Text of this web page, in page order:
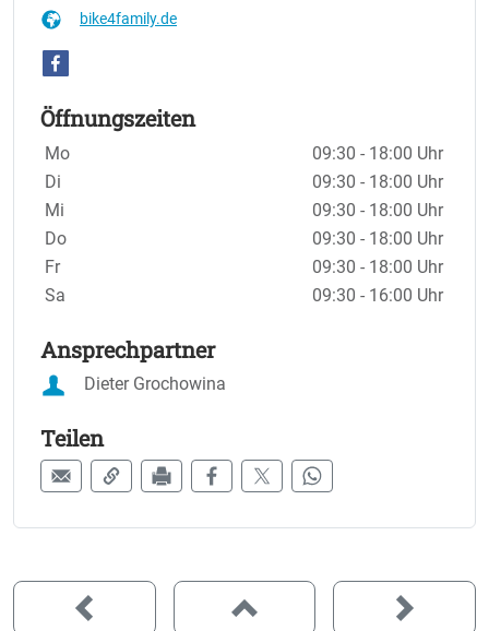
bike4family.de
Öffnungszeiten
Wochentage / Monate
Öffnungszeiten / Hinweise
Mo
09:30 - 18:00 Uhr
Di
09:30 - 18:00 Uhr
Mi
09:30 - 18:00 Uhr
Do
09:30 - 18:00 Uhr
Fr
09:30 - 18:00 Uhr
Sa
09:30 - 16:00 Uhr
Ansprechpartner
Dieter Grochowina
Teilen